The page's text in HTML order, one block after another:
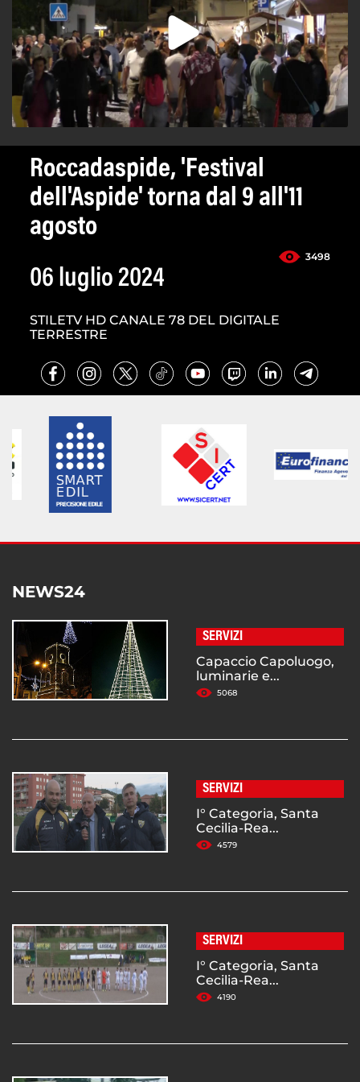
Roccadaspide, 'Festival
dell'Aspide' torna dal 9 all'11
agosto
3498
06 luglio 2024
STILETV HD CANALE 78 DEL DIGITALE
TERRESTRE
NEWS24
SERVIZI
Capaccio Capoluogo,
luminarie e...
5068
SERVIZI
I° Categoria, Santa
Cecilia-Rea...
4579
SERVIZI
I° Categoria, Santa
Cecilia-Rea...
4190